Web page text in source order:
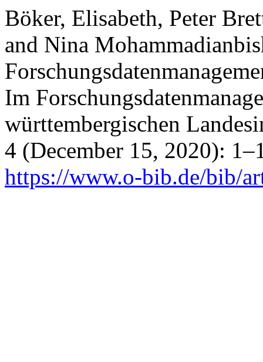
Böker, Elisabeth, Peter
and Nina
Im
württembergischen
4 (December 15, 2020):
https://www.o-bib.de/bib/